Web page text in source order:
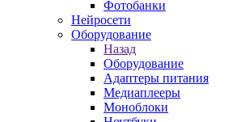
Фотобанки
Нейросети
Оборудование
Назад
Оборудование
Адаптеры питания
Медиаплееры
Моноблоки